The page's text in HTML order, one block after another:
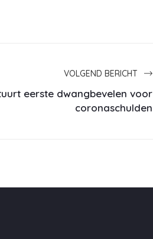
VOLGEND BERICHT
eerste dwangbevelen voor
coronaschulden